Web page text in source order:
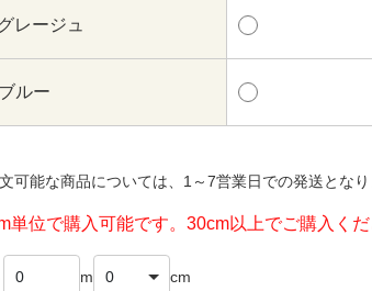
レージュ
ルー
可能な商品については、1～7営業日での発送となり
単位で購入可能です。30cm以上でご購入くだ
m cm